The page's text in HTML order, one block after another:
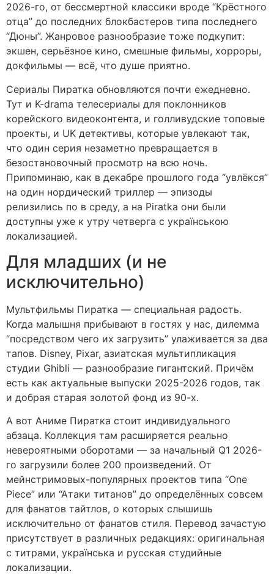
2026-го, от бессмертной классики вроде “Крёстного
отца” до последних блокбастеров типа последнего
“Дюны”. Жанровое разнообразие тоже подкупит:
экшен, серьёзное кино, смешные фильмы, хорроры,
докфильмы — всё, что душе приятно.
Сериалы Пиратка обновляются почти ежедневно.
Тут и K-drama телесериалы для поклонников
корейского видеоконтента, и голливудские топовые
проекты, и UK детективы, которые увлекают так,
что один серия незаметно превращается в
безостановочный просмотр на всю ночь.
Припоминаю, как в декабре прошлого года “увлёкся”
на один нордический триллер — эпизоды
релизились по в среду, а на Piratka они были
доступны уже к утру четверга с українською
локализацией.
Для младших (и не
исключительно)
Мультфильмы Пиратка — специальная радость.
Когда малышня прибывают в гостях у нас, дилемма
“посредством чего их загрузить” улаживается за два
тапов. Disney, Pixar, азиатская мультипликация
студии Ghibli — разнообразие гигантский. Причём
есть как актуальные выпуски 2025-2026 годов, так
и добрая старая золотой фонд из 90-х.
А вот Аниме Пиратка стоит индивидуального
абзаца. Коллекция там расширяется реально
невероятными оборотами — за начальный Q1 2026-
го загрузили более 200 произведений. От
мейнстримовых-популярных проектов типа “One
Piece” или “Атаки титанов” до определённых совсем
для фанатов тайтлов, о которых слышишь
исключительно от фанатов стиля. Перевод зачастую
присутствует в различных редакциях: оригинальная
с титрами, українська и русская студийные
локализации.